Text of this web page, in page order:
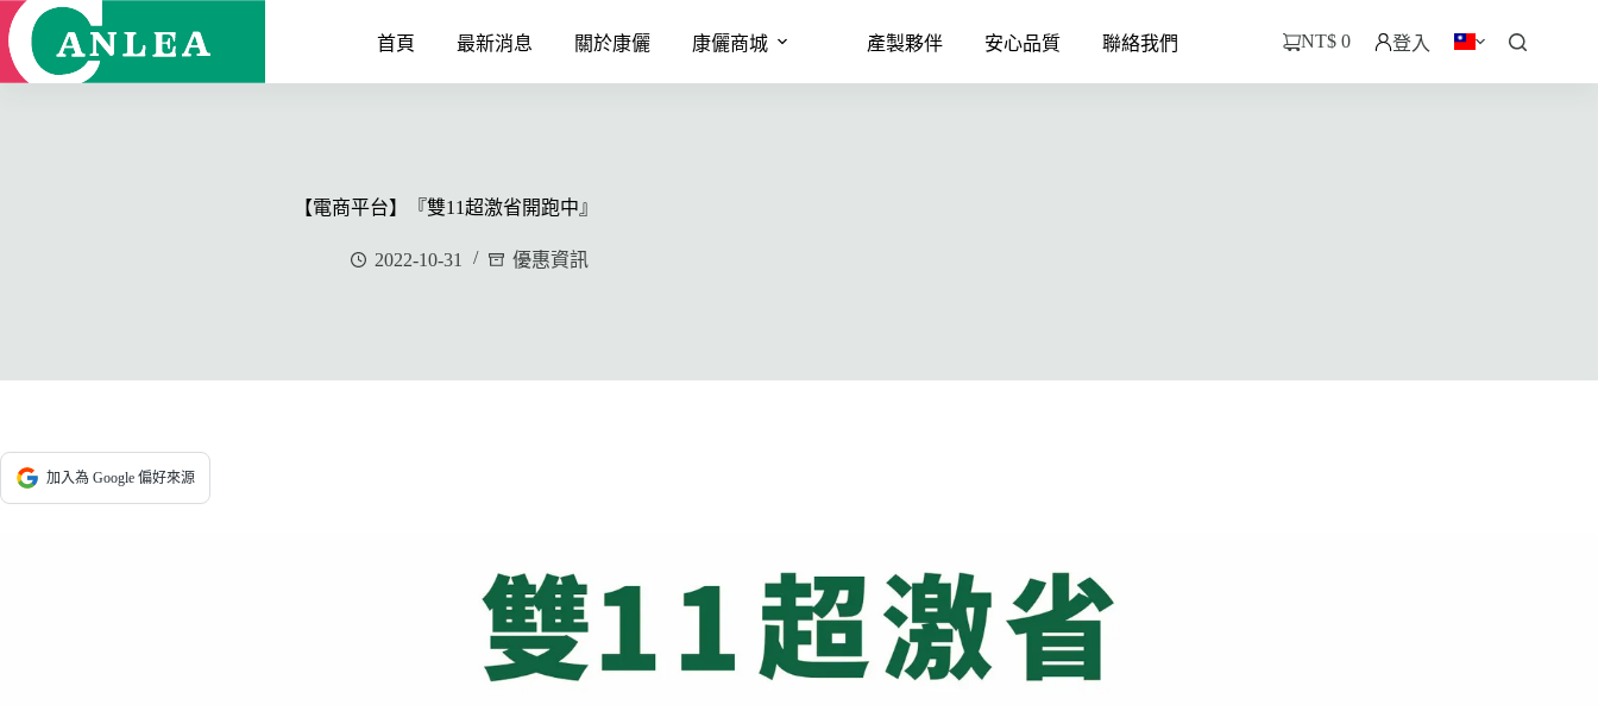
跳
至
主
首頁 最新消息 關於康儷 康儷商城 產製夥伴 安心品質 聯絡我們
購
物
NT$0 登入
【電商平台】『雙11超激省開跑中』
2022-10-31 優惠資訊
加入為 Google 偏好來源